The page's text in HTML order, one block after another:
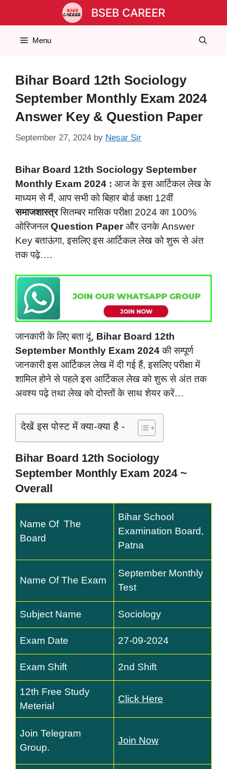
BSEB CAREER
Menu
Bihar Board 12th Sociology
September Monthly Exam 2024
Answer Key & Question Paper
September 27, 2024 by Nesar Sir
Bihar Board 12th Sociology September
Monthly Exam 2024 : आज के इस आर्टिकल लेख के
माध्यम से मैं, आप सभी को बिहार बोर्ड कक्षा 12वीं
समाजशास्त्रसितम्बर मासिक परीक्षा 2024 का 100%
ओरिजनलQuestion Paperऔर उनके Answer
Key बताऊंगा, इसलिए इस आर्टिकल लेख को शुरू से अंत
तक पढ़े….
जानकारी के लिए बता दूं, Bihar Board 12th
September Monthly Exam 2024की सम्पूर्ण
जानकारी इस आर्टिकल लेख में दी गई हैं, इसलिए परीक्षा में
शामिल होने से पहले इस आर्टिकल लेख को शुरू से अंत तक
अवश्य पढ़े तथा लेख को दोस्तों के साथ शेयर करें…
देखें इस पोस्ट में क्या-क्या है -
Bihar Board 12th Sociology
September Monthly Exam 2024 ~
Overall
Name Of The
Board
Bihar School
Examination Board,
Patna
Name Of The Exam
September Monthly
Test
Subject Name Sociology
Exam Date 27-09-2024
Exam Shift 2nd Shift
12th Free Study
Meterial
Click Here
Join Telegram
Group.
Join Now